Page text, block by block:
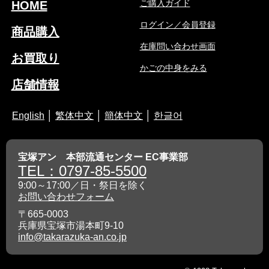
HOME
商品購入
お買取り
店舗情報
ご購入ガイド
ログイン／会員登録
在庫問い合わせ画面
かごの中身をみる
English 繁体中文 簡体中文 한글어
宝塚アン 本部流通センター EC事業部
TEL：0797-85-5500
9:00～17:00／日・祭日を除く
お問い合わせフォーム
〒665-0003
兵庫県宝塚市湯本町9-10
info@takarazuka-an.co.jp